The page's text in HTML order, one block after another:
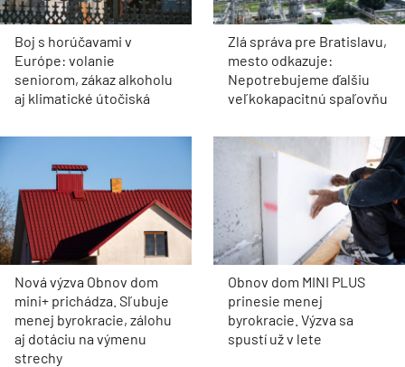
Boj s horúčavami v
Európe: volanie
seniorom, zákaz alkoholu
aj klimatické útočiská
Zlá správa pre Bratislavu,
mesto odkazuje:
Nepotrebujeme ďalšiu
veľkokapacitnú spaľovňu
Nová výzva Obnov dom
mini+ prichádza. Sľubuje
menej byrokracie, zálohu
aj dotáciu na výmenu
strechy
Obnov dom MINI PLUS
prinesie menej
byrokracie. Výzva sa
spustí už v lete